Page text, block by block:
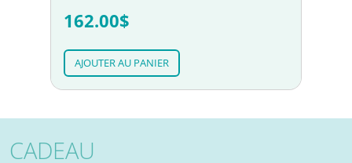
162.00$
AJOUTER AU PANIER
CADEAU